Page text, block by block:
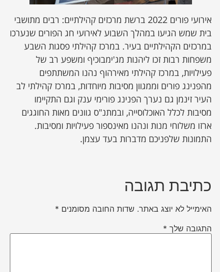
אירועי פורים 2022 ברשת מרכזים קהילתיים: רבים מתושבי
בית שמש הגיעו במהלך השבוע לאירועי חג הפורים שנערכו
במרכזים הקהילתיים בעיר. במרכז קהילתי פסגות השבע
משפחות רבות זכו ליהנות מג'ימבוכיף ומשפע רב של
פעילויות, במרכז קהילתי מאירהוף נהנו המשתתפים
מהפנינג פורים וממגוון מסיבות מיוחדות, במרכז קהילתי לב
העיר זינמן גם נערך הפנינג פורימי ענק וגם התקיימו
מסיבות לכלל האוכלוסייה, ובמתנ"ס גוונים מאות החוגגים
ארזו משלוחי מנות ונהנו מאינספור פעילויות ומסיבות.
התמונות שלפניכם מדברות בעד עצמן.
כתיבת תגובה
האימייל לא יוצג באתר. שדות החובה מסומנים *
התגובה שלך *